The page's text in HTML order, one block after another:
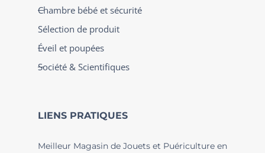
Chambre bébé et sécurité
Sélection de produit
Éveil et poupées
Société & Scientifiques
LIENS PRATIQUES
Meilleur Magasin de Jouets et Puériculture en